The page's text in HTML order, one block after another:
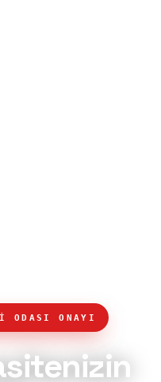
ODASI ONAYI